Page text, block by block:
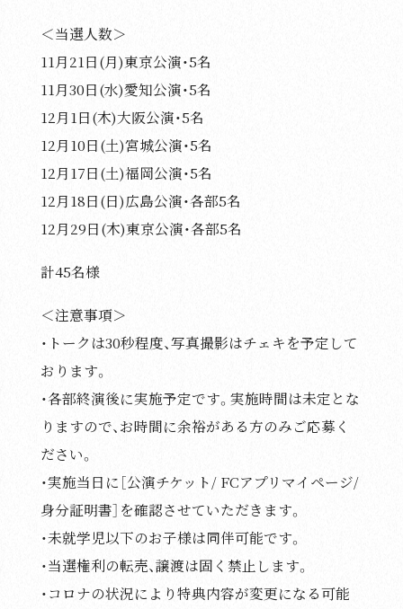
＜当選人数＞
11月21日(月)東京公演・5名
11月30日(水)愛知公演・5名
12月1日(木)大阪公演・5名
12月10日(土)宮城公演・5名
12月17日(土)福岡公演・5名
12月18日(日)広島公演・各部5名
12月29日(木)東京公演・各部5名
計45名様
＜注意事項＞
・トークは30秒程度、写真撮影はチェキを予定して
おります。
・各部終演後に実施予定です。実施時間は未定とな
りますので、お時間に余裕がある方のみご応募く
ださい。
・実施当日に［公演チケット/ FCアプリマイページ/
身分証明書］を確認させていただきます。
・未就学児以下のお子様は同伴可能です。
・当選権利の転売、譲渡は固く禁止します。
・コロナの状況により特典内容が変更になる可能